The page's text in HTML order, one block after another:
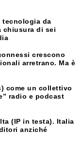
tecnologia da
chiusura di sei
crescono
arretrano. Ma è
come un collettivo
radio e podcast
(IP in testa). Italia
anziché